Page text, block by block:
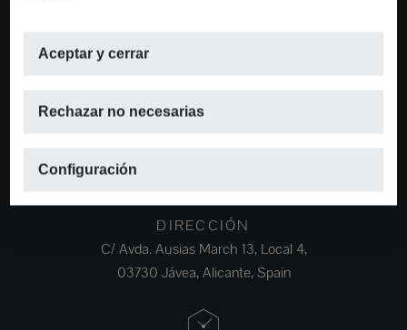
Aceptar y cerrar
Rechazar no necesarias
Configuración
EMAIL
DIRECCIÓN
C/ Avda. Ausias March 13, Local 4,
03730 Jávea, Alicante, Spain